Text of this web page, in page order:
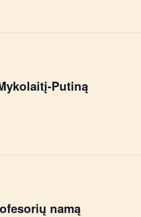
Putiną
namą